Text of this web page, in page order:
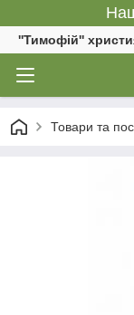
''Тимофій''
Товари та